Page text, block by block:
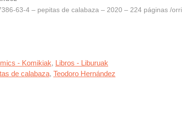
63-4 – pepitas de calabaza – 2020 – 224 páginas /orri.
- Komikiak, Libros - Liburuak
de calabaza, Teodoro Hernández